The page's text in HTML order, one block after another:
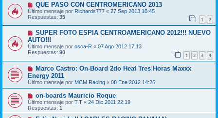
QUE PASO CON CENTROMERICANO 2013
Último mensaje por Richards777 « 27 Sep 2013 10:45
Respuestas: 35 1 2
SUPER FOTO ESPIA CENTROAMERICANO 2012!!! NUEVO
AUTO!!!
Último mensaje por osca-R « 07 Ago 2012 17:13
Respuestas: 90 1 2 3 4
Marco Castro: On-Board 2do Heat Tres Horas Maxxx
Energy 2011
Último mensaje por MCM Racing « 08 Ene 2012 14:26
on-boards Mauricio Roque
Último mensaje por T.T « 24 Dic 2011 22:19
Respuestas: 1